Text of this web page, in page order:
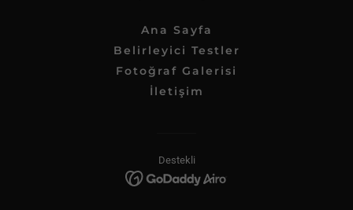
Ana Sayfa
Belirleyici Testler
Fotoğraf Galerisi
İletişim
Destekli